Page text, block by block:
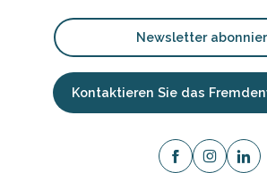
Newsletter
Kontaktieren Sie das